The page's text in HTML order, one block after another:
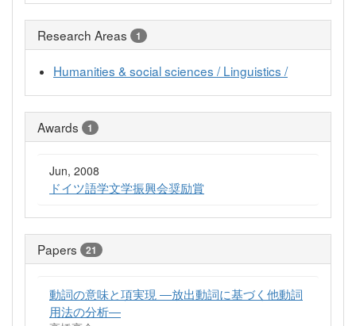
Research Areas 1
Humanities & social sciences / Linguistics /
Awards 1
Jun, 2008
ドイツ語学文学振興会奨励賞
Papers 21
動詞の意味と項実現 ―放出動詞に基づく他動詞
用法の分析―